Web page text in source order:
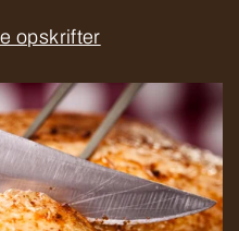
opskrifter